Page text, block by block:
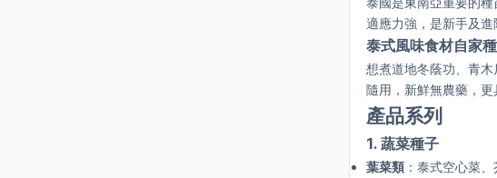
適應力強，是新手及進
泰式風味食材自家種
想煮道地冬蔭功、青
隨用，新鮮無農藥，更
產品系列
1. 蔬菜種子
葉菜類 ：泰式空心菜